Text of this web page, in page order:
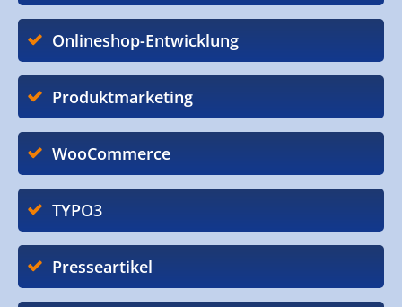
Onlineshop-Entwicklung
Produktmarketing
WooCommerce
TYPO3
Presseartikel